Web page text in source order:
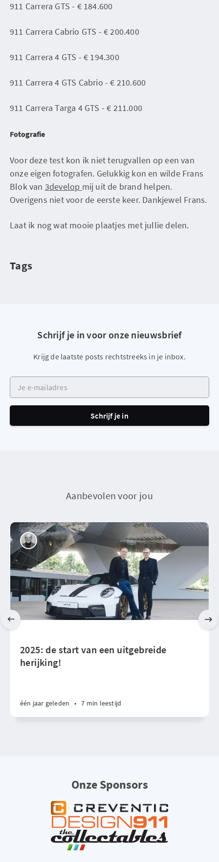
911 Carrera GTS - € 184.600
911 Carrera Cabrio GTS - € 200.400
911 Carrera 4 GTS - € 194.300
911 Carrera 4 GTS Cabrio - € 210.600
911 Carrera Targa 4 GTS - € 211.000
Fotografie
Voor deze test kon ik niet terugvallen op een van
onze eigen fotografen. Gelukkig kon en wilde Frans
Blok van 3develop mij uit de brand helpen.
Overigens niet voor de eerste keer. Dankjewel Frans.
Laat ik nog wat mooie plaatjes met jullie delen.
Tags
Schrijf je in voor onze nieuwsbrief
Krijg de laatste posts rechtstreeks in je inbox.
Je e-mailadres
Schrijf je in
Aanbevolen voor jou
2025: de start van een uitgebreide
herijking!
één jaar geleden • 7 min leestijd
Onze Sponsors